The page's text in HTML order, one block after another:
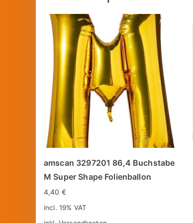
amscan 3297201 86,4 Buchstabe
M Super Shape Folienballon
4,40 €
incl. 19% VAT